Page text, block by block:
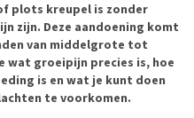
plots kreupel is zonder
zijn. Deze aandoening komt
van middelgrote tot
wat groeipijn precies is, hoe
is en wat je kunt doen
te voorkomen.